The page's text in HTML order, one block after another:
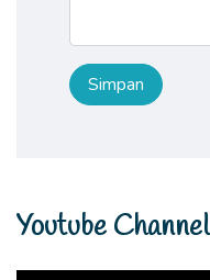
Youtube Channel